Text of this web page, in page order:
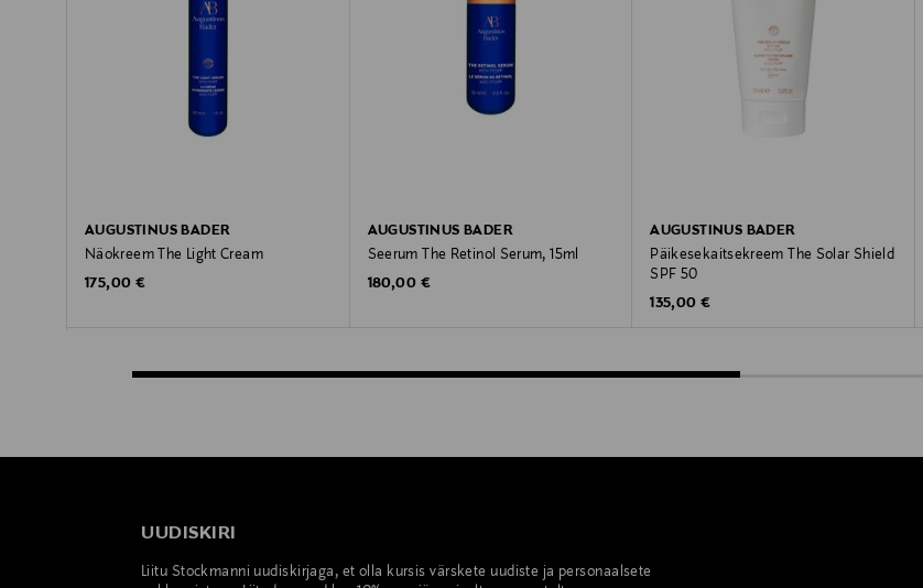
AUGUSTINUS BADER
Näokreem The Light Cream
Original Price
175,00 €
AUGUSTINUS BADER
Seerum The Retinol Serum, 15ml
Original Price
180,00 €
AUGUSTINUS BADER
Päikesekaitsekreem The Solar Shield
SPF 50
Original Price
135,00 €
UUDISKIRI
Liitu Stockmanni uudiskirjaga, et olla kursis värskete uudiste ja personaalsete